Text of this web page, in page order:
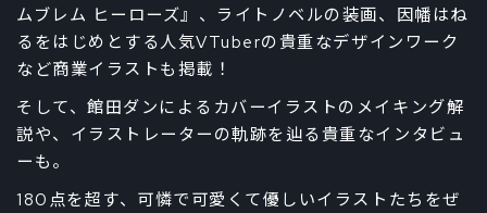
ムブレム ヒーローズ』、ライトノベルの装画、因幡はね
るをはじめとする人気VTuberの貴重なデザインワーク
など商業イラストも掲載！
そして、館田ダンによるカバーイラストのメイキング解
説や、イラストレーターの軌跡を辿る貴重なインタビュ
ーも。
180点を超す、可憐で可愛くて優しいイラストたちをぜ